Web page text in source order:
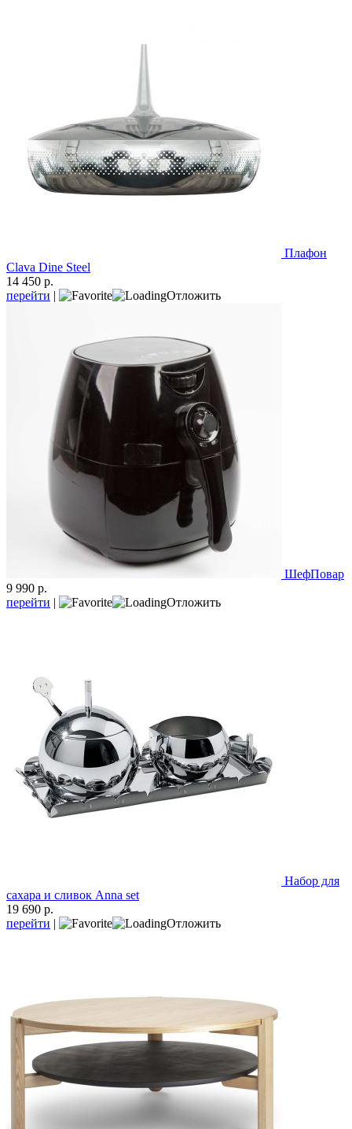
Плафон
Clava Dine Steel
14 450 р.
перейти | Отложить
ШефПовар
9 990 р.
перейти | Отложить
Набор для
сахара и сливок Anna set
19 690 р.
перейти | Отложить